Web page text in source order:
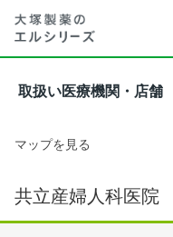
取扱い医療機関・店舗
マップを見る
共立産婦人科医院